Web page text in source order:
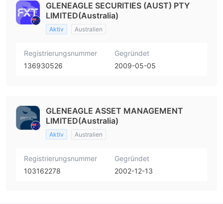
GLENEAGLE SECURITIES (AUST) PTY
LIMITED(Australia)
Aktiv Australien
Registrierungsnummer
136930526
Gegründet
2009-05-05
GLENEAGLE ASSET MANAGEMENT
LIMITED(Australia)
Aktiv Australien
Registrierungsnummer
103162278
Gegründet
2002-12-13